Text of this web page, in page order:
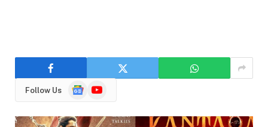
Follow Us
GoogleYouTube